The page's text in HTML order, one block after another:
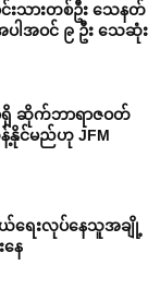
သားတစ်ဦး သေနတ်
အပါအဝင် ၉ ဦး သေဆုံး
ရှိ ဆိုက်ဘာရာဇဝတ်
နိုင်မည်ဟု JFM
ရေးလုပ်နေသူအချို့
နေ